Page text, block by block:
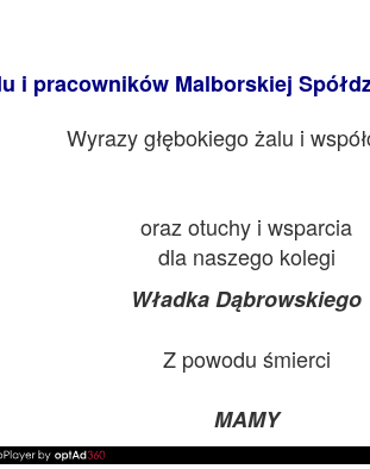
i pracowników Malborskiej
Wyrazy głębokiego żalu i
oraz otuchy i wsparcia
dla naszego kolegi
Władka Dąbrowskiego
Z powodu śmierci
MAMY